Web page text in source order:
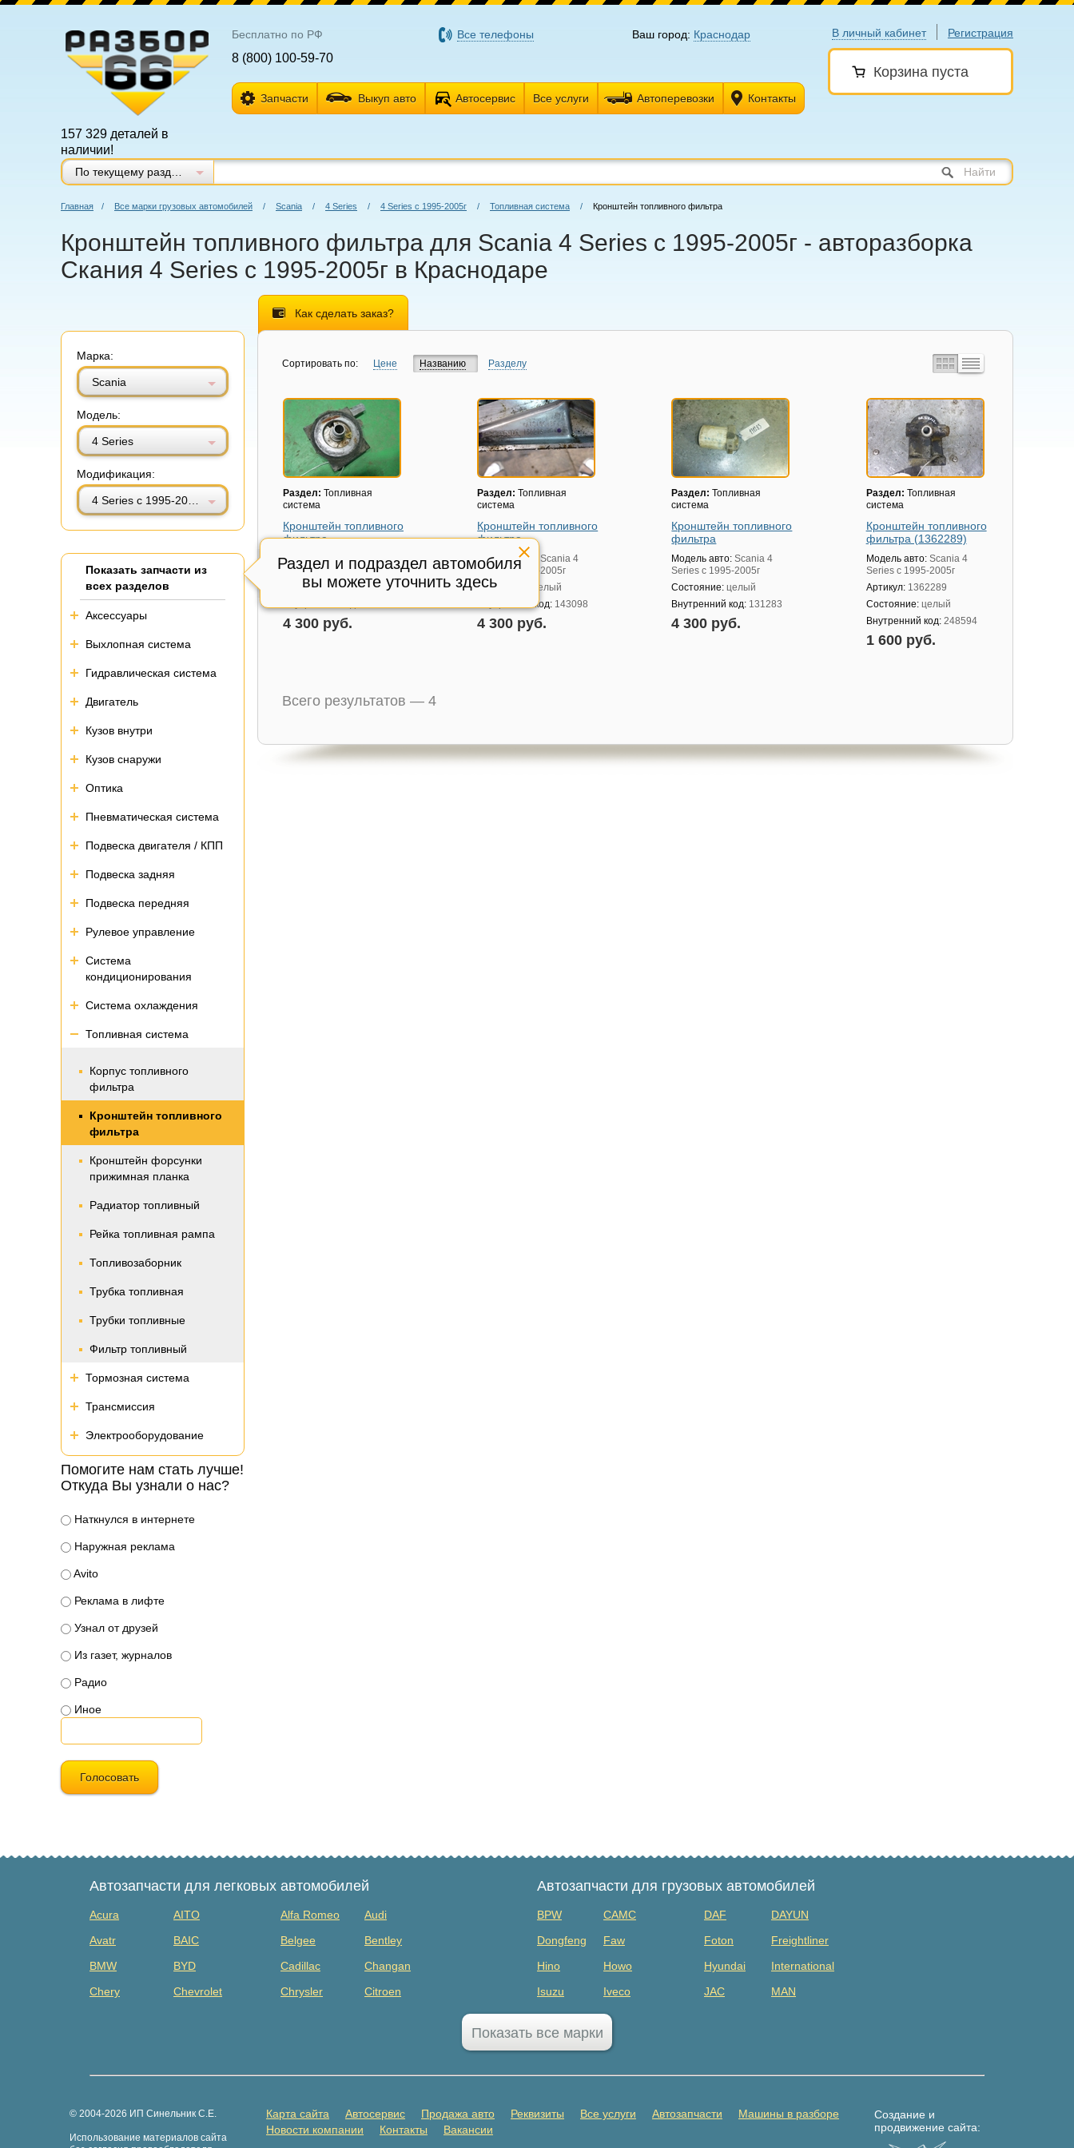
В личный кабинет Регистрация
Корзина пуста
157 329 деталей в
наличии!
Бесплатно по РФ
8 (800) 100-59-70
Все телефоны Ваш город: Краснодар
Запчасти Выкуп авто Автосервис Все услуги Автоперевозки Контакты
Найти
Главная / Все марки грузовых автомобилей / Scania / 4 Series / 4 Series с 1995-2005г / Топливная система / Кронштейн топливного фильтра
Кронштейн топливного фильтра для Scania 4 Series с 1995-2005г - авторазборка
Скания 4 Series с 1995-2005г в Краснодаре
Марка:
Scania
Модель:
4 Series
Модификация:
Раздел и подраздел автомобиля
вы можете уточнить здесь
Показать запчасти из
всех разделов
Аксессуары
Выхлопная система
Гидравлическая система
Двигатель
Кузов внутри
Кузов снаружи
Оптика
Пневматическая система
Подвеска двигателя / КПП
Подвеска задняя
Подвеска передняя
Рулевое управление
Система
кондиционирования
Система охлаждения
Топливная система
Корпус топливного
фильтра
Кронштейн топливного
фильтра
Кронштейн форсунки
прижимная планка
Радиатор топливный
Рейка топливная рампа
Топливозаборник
Трубка топливная
Трубки топливные
Фильтр топливный
Тормозная система
Трансмиссия
Электрооборудование
Помогите нам стать лучше!
Откуда Вы узнали о нас?
Наткнулся в интернете
Наружная реклама
Avito
Реклама в лифте
Узнал от друзей
Из газет, журналов
Радио
Иное
Голосовать
Как сделать заказ?
Сортировать по: Цене Названию Разделу
Раздел: Топливная
система
Кронштейн топливного
фильтра
Модель авто: Scania 4
Series с 1995-2005г
Состояние:целый
4 300 руб.
Раздел: Топливная
система
Кронштейн топливного
фильтра
Модель авто: Scania 4
Series с 1995-2005г
Состояние:
целый
Внутренний код: 143098
4 300 руб.
Раздел: Топливная
система
Кронштейн топливного
фильтра
Модель авто:Scania 4
Series с 1995-2005г
Состояние:целый
Внутренний код: 131283
4 300 руб.
Раздел: Топливная
система
Кронштейн топливного
фильтра (1362289)
Модель авто: Scania 4
Series с 1995-2005г
Артикул: 1362289
Состояние: целый
Внутренний код: 248594
1 600 руб.
Всего результатов — 4
Автозапчасти для легковых автомобилей
Acura AITO Alfa Romeo
Audi
Avatr
BAIC Belgee
Bentley
BMW
BYD Cadillac
Changan
Chery
Chevrolet Chrysler
Citroen
Great Wall
Haima Haval
Honda
Hongqi
Hummer
Автозапчасти для грузовых автомобилей
BPW CAMC DAF
DAYUN
Dongfeng
Faw Foton
Freightliner
Hino
Howo Hyundai
International
Isuzu
Iveco JAC
MAN
MAZ
Mercedes Benz
Scania
Прицепы
Показать все марки
© 2004-2026 ИП Синельник С.Е.
Использование материалов сайта
Карта сайта Автосервис Продажа авто Реквизиты Все услуги Автозапчасти
Машины в разборе
Новости компании
Контакты Вакансии
Создание и
продвижение сайта: